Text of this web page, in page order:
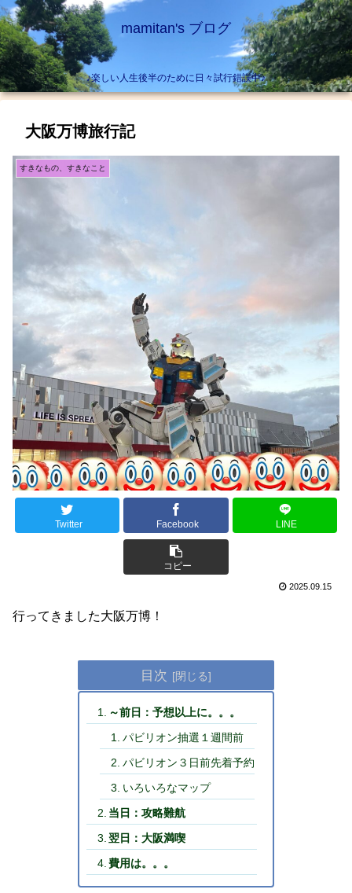
mamitan's ブログ
♪楽しい人生後半のために日々試行錯誤中♪
大阪万博旅行記
すきなもの、すきなこと
Twitter Facebook LINE
コピー
2025.09.15
行ってきました大阪万博！
目次
～前日：予想以上に。。。
パビリオン抽選１週間前
パビリオン３日前先着予約
いろいろなマップ
当日：攻略難航
翌日：大阪満喫
費用は。。。